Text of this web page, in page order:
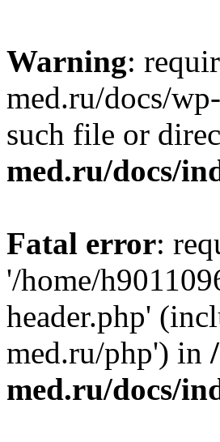
Warning:
med.ru/docs/
such file or
med.ru/docs/
Fatal error:
'/home/
header.php'
med.ru/php') in
med.ru/docs/